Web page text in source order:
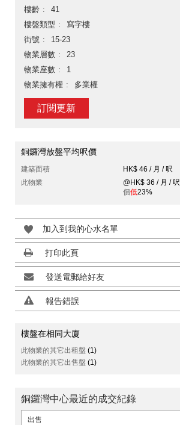
樓齡
41
樓盤類型
寫字樓
街號
15-23
物業層數
23
物業座數
1
物業擁有權
多業權
訂閱更新
銅鑼灣放盤平均呎價
建築面積
HK$ 46 / 月 / 呎
此物業
@HK$ 36 / 月 / 呎
價低23%
加入到我的心水名單
打印此頁
發送電郵給好友
報告錯誤
樓盤在相同大廈
此物業的其它出租盤 (1)
此物業的其它出售盤 (1)
銅鑼灣中心最近的成交紀錄
出售